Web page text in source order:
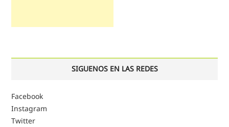
SIGUENOS EN LAS REDES
Facebook
Instagram
Twitter